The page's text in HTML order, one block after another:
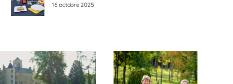
16 octobre 2025